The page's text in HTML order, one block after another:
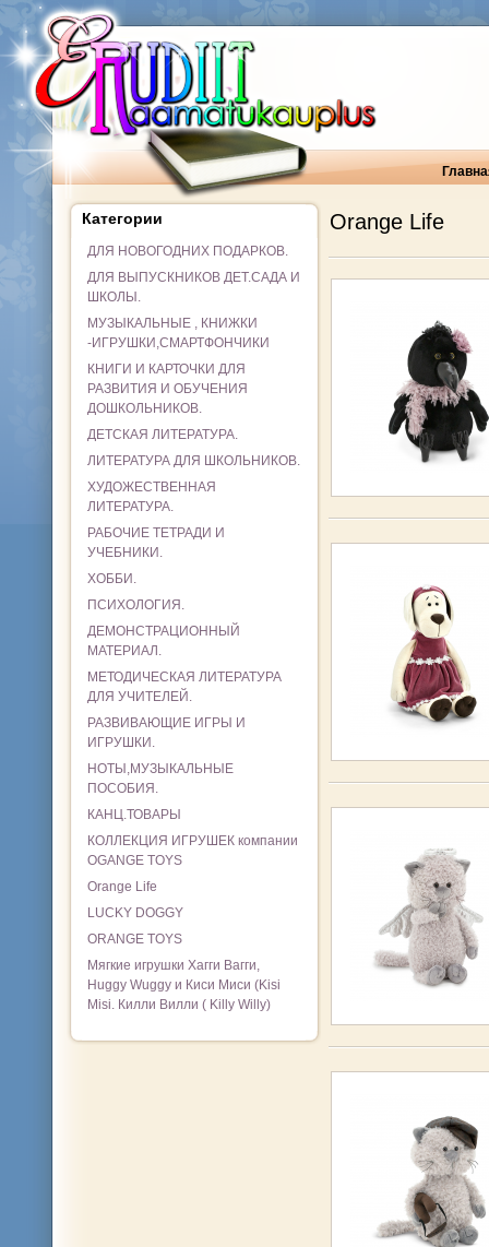
Категории
ДЛЯ НОВОГОДНИХ ПОДАРКОВ.
ДЛЯ ВЫПУСКНИКОВ ДЕТ.САДА И
ШКОЛЫ.
МУЗЫКАЛЬНЫЕ , КНИЖКИ
-ИГРУШКИ,СМАРТФОНЧИКИ
КНИГИ И КАРТОЧКИ ДЛЯ
РАЗВИТИЯ И ОБУЧЕНИЯ
ДОШКОЛЬНИКОВ.
ДЕТСКАЯ ЛИТЕРАТУРА.
ЛИТЕРАТУРА ДЛЯ ШКОЛЬНИКОВ.
ХУДОЖЕСТВЕННАЯ
ЛИТЕРАТУРА.
РАБОЧИЕ ТЕТРАДИ И
УЧЕБНИКИ.
ХОББИ.
ПСИХОЛОГИЯ.
ДЕМОНСТРАЦИОННЫЙ
МАТЕРИАЛ.
МЕТОДИЧЕСКАЯ ЛИТЕРАТУРА
ДЛЯ УЧИТЕЛЕЙ.
РАЗВИВАЮЩИЕ ИГРЫ И
ИГРУШКИ.
НОТЫ,МУЗЫКАЛЬНЫЕ
ПОСОБИЯ.
КАНЦ.ТОВАРЫ
КОЛЛЕКЦИЯ ИГРУШЕК компании
OGANGE TOYS
Orange Life
LUCKY DOGGY
ORANGE TOYS
Мягкие игрушки Хагги Вагги,
Huggy Wuggy и Киси Миси (Kisi
Misi. Килли Вилли ( Killy Willy)
Orange Life